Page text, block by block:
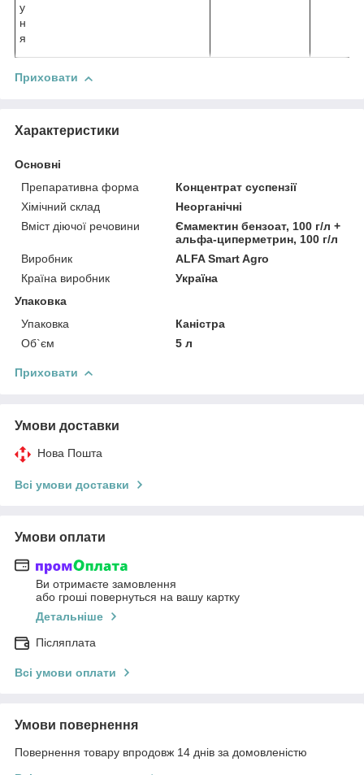
у
н
я
Приховати
Характеристики
Основні
Препаративна форма
Концентрат суспензії
Хімічний склад
Неорганічні
Вміст діючої речовини
Ємамектин бензоат, 100 г/л +
альфа-циперметрин, 100 г/л
Виробник
ALFA Smart Agro
Країна виробник
Україна
Упаковка
Упаковка
Каністра
Об`єм
5 л
Приховати
Умови доставки
Нова Пошта
Всі умови доставки
Умови оплати
Ви отримаєте замовлення
або гроші повернуться на вашу картку
Детальніше
Післяплата
Всі умови оплати
Умови повернення
Повернення товару впродовж 14 днів за домовленістю